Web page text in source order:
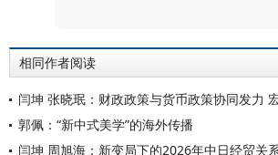
相同作者阅读
闫坤 张晓珉：财政政策与货币政策协同发力
郭佩：“新中式美学”的海外传播
闫坤 周旭海：新变局下的2026年中日经贸关